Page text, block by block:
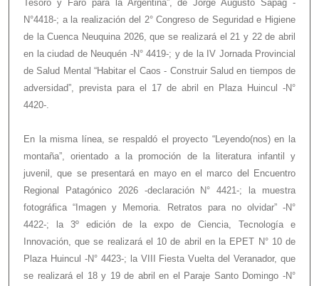
Tesoro y Faro para la Argentina”, de Jorge Augusto Sapag -
N°4418-; a la realización del 2° Congreso de Seguridad e Higiene
de la Cuenca Neuquina 2026, que se realizará el 21 y 22 de abril
en la ciudad de Neuquén -N° 4419-; y de la IV Jornada Provincial
de Salud Mental “Habitar el Caos - Construir Salud en tiempos de
adversidad”, prevista para el 17 de abril en Plaza Huincul -N°
4420-.
En la misma línea, se respaldó el proyecto “Leyendo(nos) en la
montaña”, orientado a la promoción de la literatura infantil y
juvenil, que se presentará en mayo en el marco del Encuentro
Regional Patagónico 2026 -declaración N° 4421-; la muestra
fotográfica “Imagen y Memoria. Retratos para no olvidar” -N°
4422-; la 3º edición de la expo de Ciencia, Tecnología e
Innovación, que se realizará el 10 de abril en la EPET N° 10 de
Plaza Huincul -N° 4423-; la VIII Fiesta Vuelta del Veranador, que
se realizará el 18 y 19 de abril en el Paraje Santo Domingo -N°